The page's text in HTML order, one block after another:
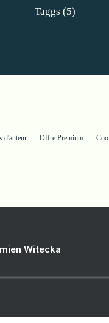
Taggs (5)
d'auteur Offre Premium
Witecka